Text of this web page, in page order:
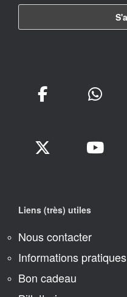
Liens (très) utiles
Nous contacter
Informations pratiques
Bon cadeau